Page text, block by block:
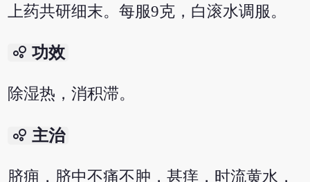
上药共研细末。每服9克，白滚水调服。
bubble_chart 功效
除湿热，消积滞。
bubble_chart 主治
脐痈，脐中不痛不肿，甚痒，时流黄水，